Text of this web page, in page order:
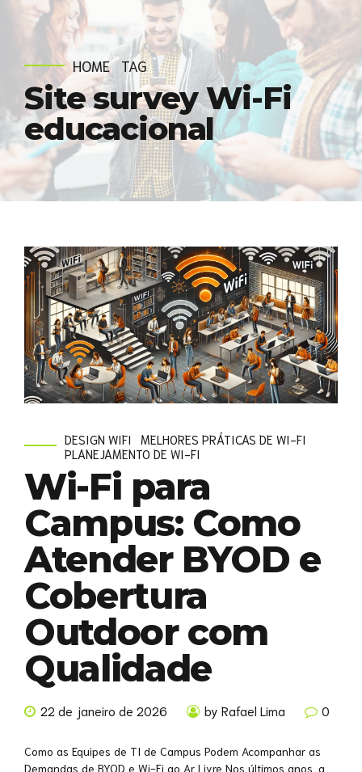
HOME TAG
Site survey Wi-Fi
educacional
DESIGN WIFI
MELHORES PRÁTICAS DE WI-FI
PLANEJAMENTO DE WI-FI
Wi-Fi para
Campus: Como
Atender BYOD e
Cobertura
Outdoor com
Qualidade
22 de janeiro de 2026 by Rafael Lima 0
Como as Equipes de TI de Campus Podem Acompanhar as
Demandas de BYOD e Wi-Fi ao Ar Livre Nos últimos anos, a